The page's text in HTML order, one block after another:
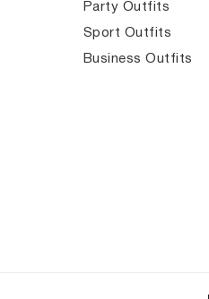
Party Outfits
Sport Outfits
Business Outfits